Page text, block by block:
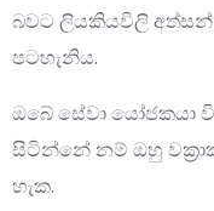
බවට ලියකියවිලි
පටහැනිය.
ඔබේ සේවා යෝජකයා
සිටින්නේ නම් ඔහු
හැක.